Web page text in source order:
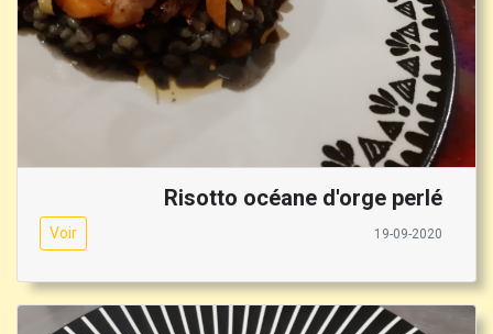
Risotto océane d'orge perlé
Voir 19-09-2020